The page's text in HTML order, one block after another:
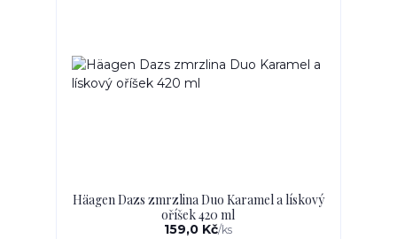
Häagen Dazs zmrzlina Duo Karamel a lískový
oříšek 420 ml
159,0 Kč/ks